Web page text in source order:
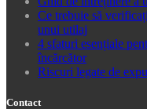
Ce trebuie să
unui utilaj
4 sfaturi esențiale
încărcător
Riscuri legate de
Contact